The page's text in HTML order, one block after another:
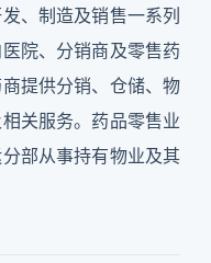
、制造及销售一系列
院、分销商及零售药
提供分销、仓储、物
关服务。药品零售业
部从事持有物业及其